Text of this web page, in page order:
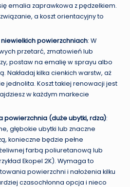
emalia zaprawkowa z pędzelkiem.
a koszt orientacyjny to
powierzchniach: W
przetarć, zmatowień lub
postaw na emalię w sprayu albo
Nakładaj kilka cienkich warstw, aż
jednolita. Koszt takiej renowacji jest
w każdym markecie
powierzchnia (duże ubytki, rdza):
głębokie ubytki lub znaczne
konieczne będzie pełne
farbą poliuretanową lub
Ekopel 2K). Wymaga to
powierzchni i nałożenia kilku
czasochłonna opcja i nieco